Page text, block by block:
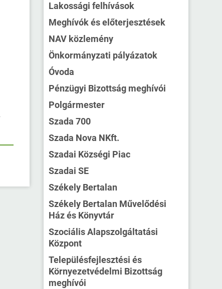
Lakossági felhívások
Meghívók és előterjesztések
NAV közlemény
Önkormányzati pályázatok
Óvoda
Pénzügyi Bizottság meghívói
Polgármester
Szada 700
Szada Nova NKft.
Szadai Községi Piac
Szadai SE
Székely Bertalan
Székely Bertalan Művelődési
Ház és Könyvtár
Szociális Alapszolgáltatási
Központ
Településfejlesztési és
Környezetvédelmi Bizottság
meghívói